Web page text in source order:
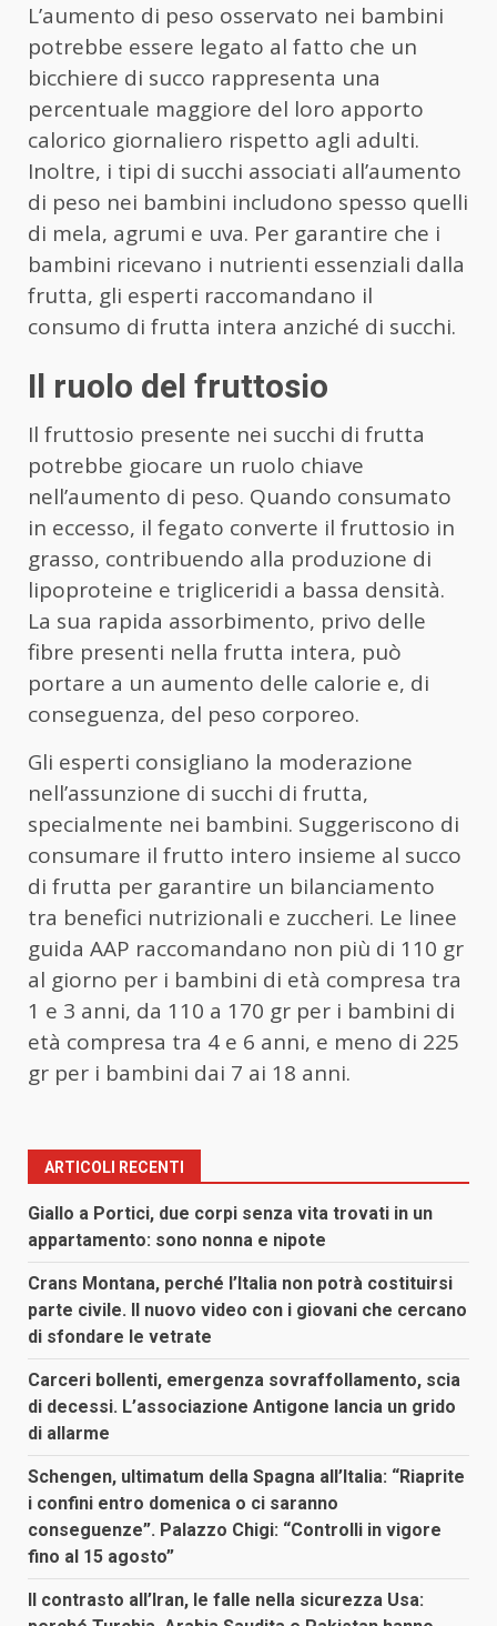
L’aumento di peso osservato nei bambini
potrebbe essere legato al fatto che un
bicchiere di succo rappresenta una
percentuale maggiore del loro apporto
calorico giornaliero rispetto agli adulti.
Inoltre, i tipi di succhi associati all’aumento
di peso nei bambini includono spesso quelli
di mela, agrumi e uva. Per garantire che i
bambini ricevano i nutrienti essenziali dalla
frutta, gli esperti raccomandano il
consumo di frutta intera anziché di succhi.
Il ruolo del fruttosio
Il fruttosio presente nei succhi di frutta
potrebbe giocare un ruolo chiave
nell’aumento di peso. Quando consumato
in eccesso, il fegato converte il fruttosio in
grasso, contribuendo alla produzione di
lipoproteine e trigliceridi a bassa densità.
La sua rapida assorbimento, privo delle
fibre presenti nella frutta intera, può
portare a un aumento delle calorie e, di
conseguenza, del peso corporeo.
Gli esperti consigliano la moderazione
nell’assunzione di succhi di frutta,
specialmente nei bambini. Suggeriscono di
consumare il frutto intero insieme al succo
di frutta per garantire un bilanciamento
tra benefici nutrizionali e zuccheri. Le linee
guida AAP raccomandano non più di 110 gr
al giorno per i bambini di età compresa tra
1 e 3 anni, da 110 a 170 gr per i bambini di
età compresa tra 4 e 6 anni, e meno di 225
gr per i bambini dai 7 ai 18 anni.
ARTICOLI RECENTI
Giallo a Portici, due corpi senza vita trovati in un
appartamento: sono nonna e nipote
Crans Montana, perché l’Italia non potrà costituirsi
parte civile. Il nuovo video con i giovani che cercano
di sfondare le vetrate
Carceri bollenti, emergenza sovraffollamento, scia
di decessi. L’associazione Antigone lancia un grido
di allarme
Schengen, ultimatum della Spagna all’Italia: “Riaprite
i confini entro domenica o ci saranno
conseguenze”. Palazzo Chigi: “Controlli in vigore
fino al 15 agosto”
Il contrasto all’Iran, le falle nella sicurezza Usa: